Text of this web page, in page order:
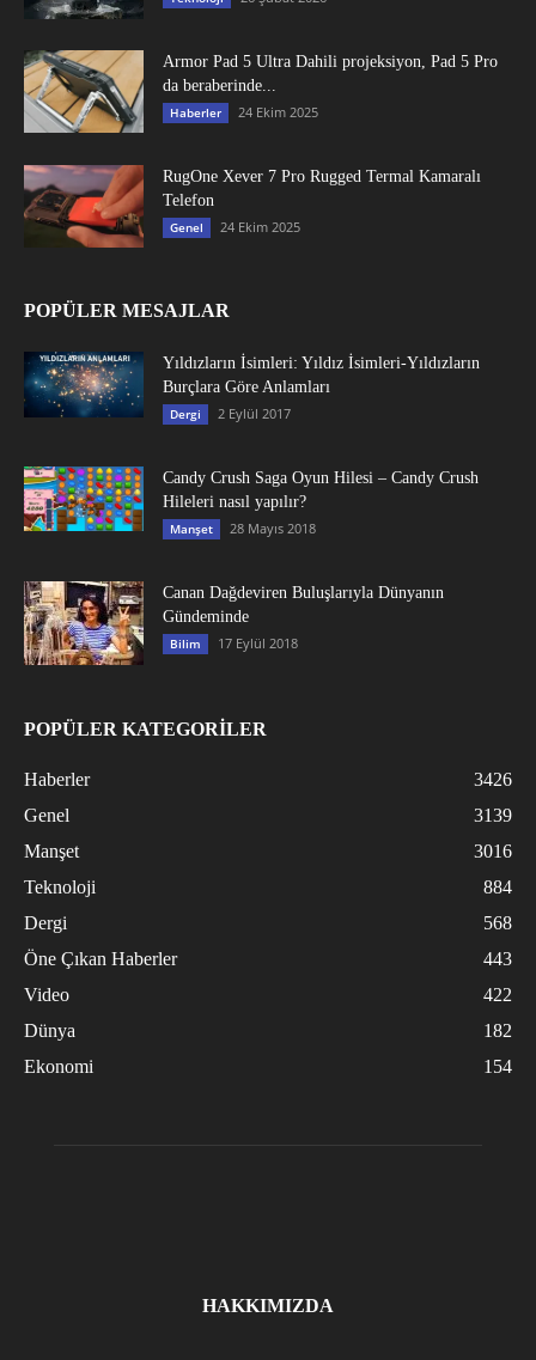
Armor Pad 5 Ultra Dahili projeksiyon, Pad 5 Pro
da beraberinde...
Haberler 24 Ekim 2025
RugOne Xever 7 Pro Rugged Termal Kamaralı
Telefon
Genel 24 Ekim 2025
POPÜLER MESAJLAR
Yıldızların İsimleri: Yıldız İsimleri-Yıldızların
Burçlara Göre Anlamları
Dergi 2 Eylül 2017
Candy Crush Saga Oyun Hilesi – Candy Crush
Hileleri nasıl yapılır?
Manşet 28 Mayıs 2018
Canan Dağdeviren Buluşlarıyla Dünyanın
Gündeminde
Bilim 17 Eylül 2018
POPÜLER KATEGORİLER
Haberler
3426
Genel
3139
Manşet
3016
Teknoloji
884
Dergi
568
Öne Çıkan Haberler
443
Video
422
Dünya
182
Ekonomi
154
HAKKIMIZDA